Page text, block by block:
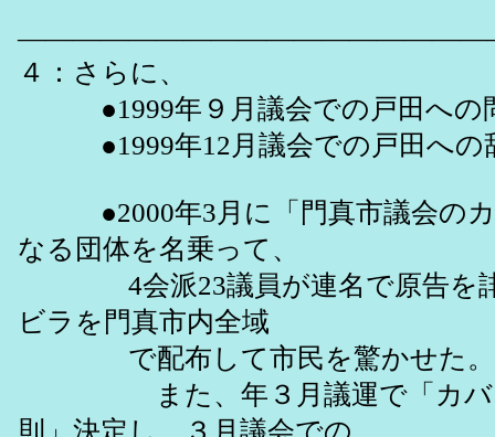
４：さらに、
●1999年９月議会での戸田への問
●1999年12月議会での戸田への
●2000年3月に「門真市議会のカ
なる団体を名乗って、
4会派23議員が連名で原告を誹
ビラを門真市内全域
で配布して市民を驚かせた。
また、年３月議運で「カバン